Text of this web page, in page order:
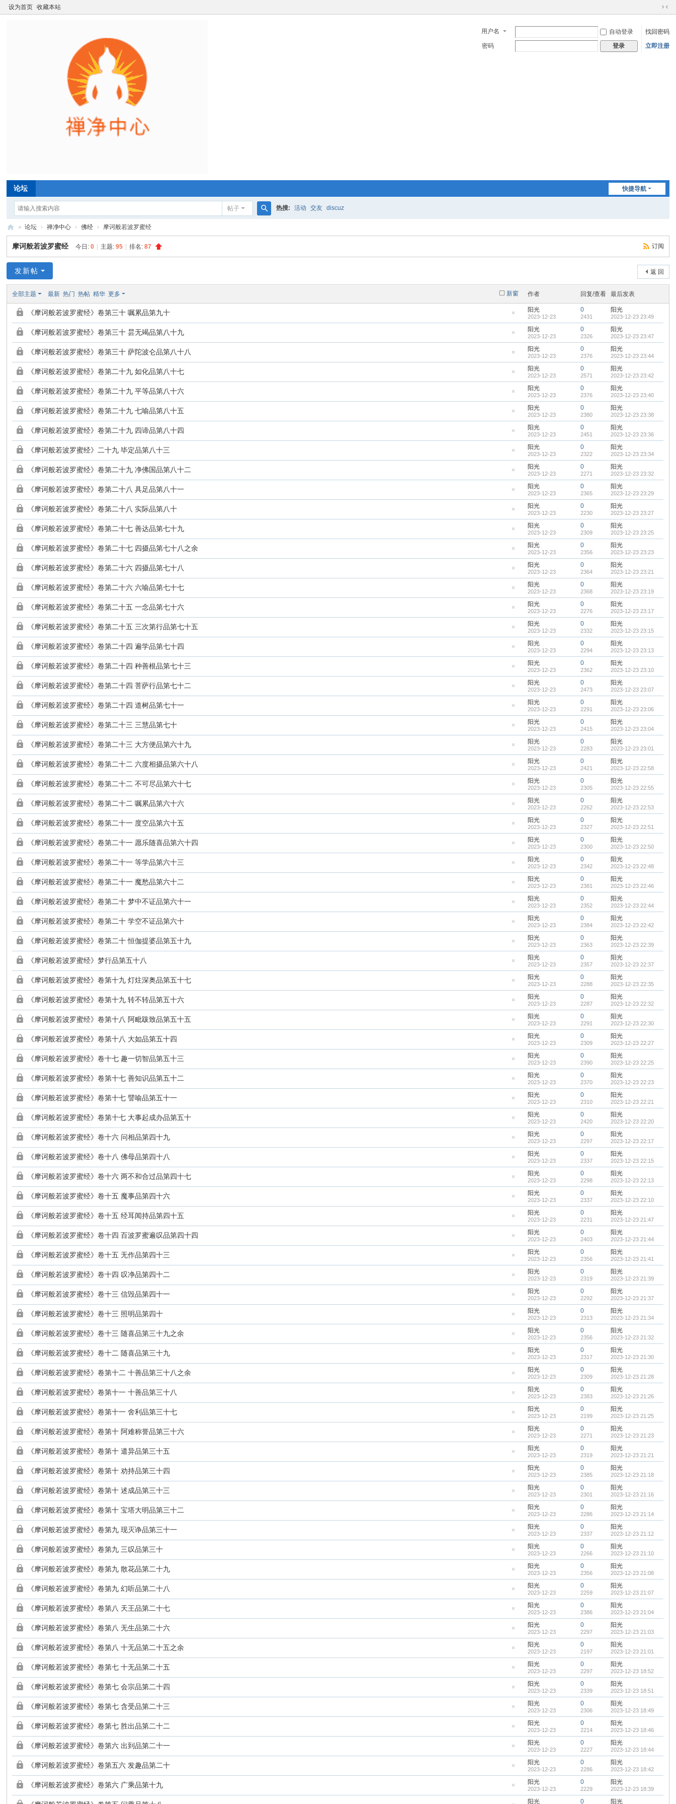
设为首页 收藏本站
切
到
窄
用户名 自动登录
找回密码
密码
登录 立即注册
快捷导航
论坛
帖子
索
热搜: 活动 交友 discuz
禅
净
中
心
» 论坛 › 禅净中心 › 佛经 › 摩诃般若波罗蜜经
订阅
摩诃般若波罗蜜经 今日:0 主题:95 排名:87
返 回
发新帖
新窗
全部主题 最新 热门 热帖 精华 更多 作者 回复/查看 最后发表
藏
置
帖
《摩诃般若波罗蜜经》卷第三十 嘱累品第九十 阳光
2023-12-23
0
2431
阳光
2023-12-23 23:49
藏
置
帖
《摩诃般若波罗蜜经》卷第三十 昙无竭品第八十九 阳光
2023-12-23
0
2326
阳光
2023-12-23 23:47
藏
置
帖
《摩诃般若波罗蜜经》卷第三十 萨陀波仑品第八十八 阳光
2023-12-23
0
2376
阳光
2023-12-23 23:44
藏
置
帖
《摩诃般若波罗蜜经》卷第二十九 如化品第八十七 阳光
2023-12-23
0
2571
阳光
2023-12-23 23:42
藏
置
帖
《摩诃般若波罗蜜经》卷第二十九 平等品第八十六 阳光
2023-12-23
0
2376
阳光
2023-12-23 23:40
藏
置
帖
《摩诃般若波罗蜜经》卷第二十九 七喻品第八十五 阳光
2023-12-23
0
2380
阳光
2023-12-23 23:38
藏
置
帖
《摩诃般若波罗蜜经》卷第二十九 四谛品第八十四 阳光
2023-12-23
0
2451
阳光
2023-12-23 23:36
藏
置
帖
《摩诃般若波罗蜜经》二十九 毕定品第八十三 阳光
2023-12-23
0
2322
阳光
2023-12-23 23:34
藏
置
帖
《摩诃般若波罗蜜经》卷第二十九 净佛国品第八十二 阳光
2023-12-23
0
2271
阳光
2023-12-23 23:32
藏
置
帖
《摩诃般若波罗蜜经》卷第二十八 具足品第八十一 阳光
2023-12-23
0
2365
阳光
2023-12-23 23:29
藏
置
帖
《摩诃般若波罗蜜经》卷第二十八 实际品第八十 阳光
2023-12-23
0
2230
阳光
2023-12-23 23:27
藏
置
帖
《摩诃般若波罗蜜经》卷第二十七 善达品第七十九 阳光
2023-12-23
0
2309
阳光
2023-12-23 23:25
藏
置
帖
《摩诃般若波罗蜜经》卷第二十七 四摄品第七十八之余 阳光
2023-12-23
0
2356
阳光
2023-12-23 23:23
藏
置
帖
《摩诃般若波罗蜜经》卷第二十六 四摄品第七十八 阳光
2023-12-23
0
2364
阳光
2023-12-23 23:21
藏
置
帖
《摩诃般若波罗蜜经》卷第二十六 六喻品第七十七 阳光
2023-12-23
0
2368
阳光
2023-12-23 23:19
藏
置
帖
《摩诃般若波罗蜜经》卷第二十五 一念品第七十六 阳光
2023-12-23
0
2276
阳光
2023-12-23 23:17
藏
置
帖
《摩诃般若波罗蜜经》卷第二十五 三次第行品第七十五 阳光
2023-12-23
0
2332
阳光
2023-12-23 23:15
藏
置
帖
《摩诃般若波罗蜜经》卷第二十四 遍学品第七十四 阳光
2023-12-23
0
2294
阳光
2023-12-23 23:13
藏
置
帖
《摩诃般若波罗蜜经》卷第二十四 种善根品第七十三 阳光
2023-12-23
0
2362
阳光
2023-12-23 23:10
藏
置
帖
《摩诃般若波罗蜜经》卷第二十四 菩萨行品第七十二 阳光
2023-12-23
0
2473
阳光
2023-12-23 23:07
藏
置
帖
《摩诃般若波罗蜜经》卷第二十四 道树品第七十一 阳光
2023-12-23
0
2291
阳光
2023-12-23 23:06
藏
置
帖
《摩诃般若波罗蜜经》卷第二十三 三慧品第七十 阳光
2023-12-23
0
2415
阳光
2023-12-23 23:04
藏
置
帖
《摩诃般若波罗蜜经》卷第二十三 大方便品第六十九 阳光
2023-12-23
0
2283
阳光
2023-12-23 23:01
藏
置
帖
《摩诃般若波罗蜜经》卷第二十二 六度相摄品第六十八 阳光
2023-12-23
0
2421
阳光
2023-12-23 22:58
藏
置
帖
《摩诃般若波罗蜜经》卷第二十二 不可尽品第六十七 阳光
2023-12-23
0
2305
阳光
2023-12-23 22:55
藏
置
帖
《摩诃般若波罗蜜经》卷第二十二 嘱累品第六十六 阳光
2023-12-23
0
2262
阳光
2023-12-23 22:53
藏
置
帖
《摩诃般若波罗蜜经》卷第二十一 度空品第六十五 阳光
2023-12-23
0
2327
阳光
2023-12-23 22:51
藏
置
帖
《摩诃般若波罗蜜经》卷第二十一 愿乐随喜品第六十四 阳光
2023-12-23
0
2300
阳光
2023-12-23 22:50
藏
置
帖
《摩诃般若波罗蜜经》卷第二十一 等学品第六十三 阳光
2023-12-23
0
2342
阳光
2023-12-23 22:48
藏
置
帖
《摩诃般若波罗蜜经》卷第二十一 魔愁品第六十二 阳光
2023-12-23
0
2381
阳光
2023-12-23 22:46
藏
置
帖
《摩诃般若波罗蜜经》卷第二十 梦中不证品第六十一 阳光
2023-12-23
0
2352
阳光
2023-12-23 22:44
藏
置
帖
《摩诃般若波罗蜜经》卷第二十 学空不证品第六十 阳光
2023-12-23
0
2384
阳光
2023-12-23 22:42
藏
置
帖
《摩诃般若波罗蜜经》卷第二十 恒伽提婆品第五十九 阳光
2023-12-23
0
2363
阳光
2023-12-23 22:39
藏
置
帖
《摩诃般若波罗蜜经》梦行品第五十八 阳光
2023-12-23
0
2357
阳光
2023-12-23 22:37
藏
置
帖
《摩诃般若波罗蜜经》卷第十九 灯炷深奥品第五十七 阳光
2023-12-23
0
2288
阳光
2023-12-23 22:35
藏
置
帖
《摩诃般若波罗蜜经》卷第十九 转不转品第五十六 阳光
2023-12-23
0
2287
阳光
2023-12-23 22:32
藏
置
帖
《摩诃般若波罗蜜经》卷第十八 阿毗跋致品第五十五 阳光
2023-12-23
0
2291
阳光
2023-12-23 22:30
藏
置
帖
《摩诃般若波罗蜜经》卷第十八 大如品第五十四 阳光
2023-12-23
0
2309
阳光
2023-12-23 22:27
藏
置
帖
《摩诃般若波罗蜜经》卷十七 趣一切智品第五十三 阳光
2023-12-23
0
2390
阳光
2023-12-23 22:25
藏
置
帖
《摩诃般若波罗蜜经》卷第十七 善知识品第五十二 阳光
2023-12-23
0
2370
阳光
2023-12-23 22:23
藏
置
帖
《摩诃般若波罗蜜经》卷第十七 譬喻品第五十一 阳光
2023-12-23
0
2310
阳光
2023-12-23 22:21
藏
置
帖
《摩诃般若波罗蜜经》卷第十七 大事起成办品第五十 阳光
2023-12-23
0
2420
阳光
2023-12-23 22:20
藏
置
帖
《摩诃般若波罗蜜经》卷十六 问相品第四十九 阳光
2023-12-23
0
2297
阳光
2023-12-23 22:17
藏
置
帖
《摩诃般若波罗蜜经》卷十八 佛母品第四十八 阳光
2023-12-23
0
2337
阳光
2023-12-23 22:15
藏
置
帖
《摩诃般若波罗蜜经》卷十六 两不和合过品第四十七 阳光
2023-12-23
0
2298
阳光
2023-12-23 22:13
藏
置
帖
《摩诃般若波罗蜜经》卷十五 魔事品第四十六 阳光
2023-12-23
0
2337
阳光
2023-12-23 22:10
藏
置
帖
《摩诃般若波罗蜜经》卷十五 经耳闻持品第四十五 阳光
2023-12-23
0
2231
阳光
2023-12-23 21:47
藏
置
帖
《摩诃般若波罗蜜经》卷十四 百波罗蜜遍叹品第四十四 阳光
2023-12-23
0
2403
阳光
2023-12-23 21:44
藏
置
帖
《摩诃般若波罗蜜经》卷十五 无作品第四十三 阳光
2023-12-23
0
2356
阳光
2023-12-23 21:41
藏
置
帖
《摩诃般若波罗蜜经》卷十四 叹净品第四十二 阳光
2023-12-23
0
2319
阳光
2023-12-23 21:39
藏
置
帖
《摩诃般若波罗蜜经》卷十三 信毁品第四十一 阳光
2023-12-23
0
2292
阳光
2023-12-23 21:37
藏
置
帖
《摩诃般若波罗蜜经》卷十三 照明品第四十 阳光
2023-12-23
0
2313
阳光
2023-12-23 21:34
藏
置
帖
《摩诃般若波罗蜜经》卷十三 随喜品第三十九之余 阳光
2023-12-23
0
2356
阳光
2023-12-23 21:32
藏
置
帖
《摩诃般若波罗蜜经》卷十二 随喜品第三十九 阳光
2023-12-23
0
2317
阳光
2023-12-23 21:30
藏
置
帖
《摩诃般若波罗蜜经》卷第十二 十善品第三十八之余 阳光
2023-12-23
0
2309
阳光
2023-12-23 21:28
藏
置
帖
《摩诃般若波罗蜜经》卷第十一 十善品第三十八 阳光
2023-12-23
0
2383
阳光
2023-12-23 21:26
藏
置
帖
《摩诃般若波罗蜜经》卷第十一 舍利品第三十七 阳光
2023-12-23
0
2199
阳光
2023-12-23 21:25
藏
置
帖
《摩诃般若波罗蜜经》卷第十 阿难称誉品第三十六 阳光
2023-12-23
0
2271
阳光
2023-12-23 21:23
藏
置
帖
《摩诃般若波罗蜜经》卷第十 遣异品第三十五 阳光
2023-12-23
0
2319
阳光
2023-12-23 21:21
藏
置
帖
《摩诃般若波罗蜜经》卷第十 劝持品第三十四 阳光
2023-12-23
0
2385
阳光
2023-12-23 21:18
藏
置
帖
《摩诃般若波罗蜜经》卷第十 述成品第三十三 阳光
2023-12-23
0
2301
阳光
2023-12-23 21:16
藏
置
帖
《摩诃般若波罗蜜经》卷第十 宝塔大明品第三十二 阳光
2023-12-23
0
2286
阳光
2023-12-23 21:14
藏
置
帖
《摩诃般若波罗蜜经》卷第九 现灭诤品第三十一 阳光
2023-12-23
0
2337
阳光
2023-12-23 21:12
藏
置
帖
《摩诃般若波罗蜜经》卷第九 三叹品第三十 阳光
2023-12-23
0
2266
阳光
2023-12-23 21:10
藏
置
帖
《摩诃般若波罗蜜经》卷第九 散花品第二十九 阳光
2023-12-23
0
2356
阳光
2023-12-23 21:08
藏
置
帖
《摩诃般若波罗蜜经》卷第九 幻听品第二十八 阳光
2023-12-23
0
2259
阳光
2023-12-23 21:07
藏
置
帖
《摩诃般若波罗蜜经》卷第八 天王品第二十七 阳光
2023-12-23
0
2386
阳光
2023-12-23 21:04
藏
置
帖
《摩诃般若波罗蜜经》卷第八 无生品第二十六 阳光
2023-12-23
0
2297
阳光
2023-12-23 21:03
藏
置
帖
《摩诃般若波罗蜜经》卷第八 十无品第二十五之余 阳光
2023-12-23
0
2197
阳光
2023-12-23 21:01
藏
置
帖
《摩诃般若波罗蜜经》卷第七 十无品第二十五 阳光
2023-12-23
0
2297
阳光
2023-12-23 18:52
藏
置
帖
《摩诃般若波罗蜜经》卷第七 会宗品第二十四 阳光
2023-12-23
0
2339
阳光
2023-12-23 18:51
藏
置
帖
《摩诃般若波罗蜜经》卷第七 含受品第二十三 阳光
2023-12-23
0
2306
阳光
2023-12-23 18:49
藏
置
帖
《摩诃般若波罗蜜经》卷第七 胜出品第二十二 阳光
2023-12-23
0
2214
阳光
2023-12-23 18:46
藏
置
帖
《摩诃般若波罗蜜经》卷第六 出到品第二十一 阳光
2023-12-23
0
2227
阳光
2023-12-23 18:44
藏
置
帖
《摩诃般若波罗蜜经》卷第五六 发趣品第二十 阳光
2023-12-23
0
2286
阳光
2023-12-23 18:42
藏
《摩诃般若波罗蜜经》卷第六 广乘品第十九 阳光
2023-12-23
0
2229
阳光
2023-12-23 18:39
阳光 0 阳光